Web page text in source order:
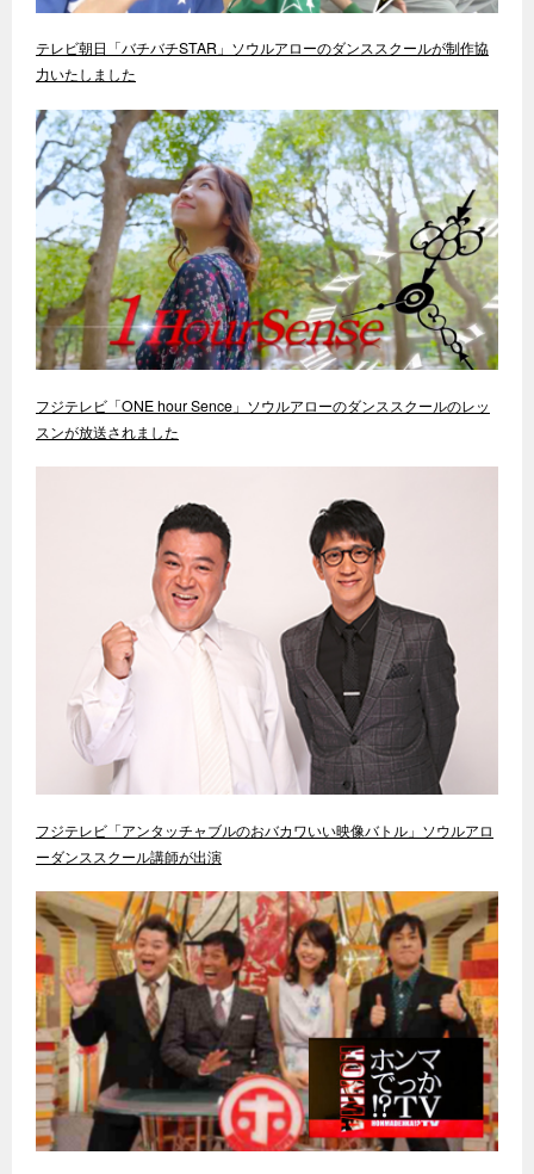
テレビ朝日「バチバチSTAR」ソウルアローのダンススクールが制作協
力いたしました
フジテレビ「ONE hour Sence」ソウルアローのダンススクールのレッ
スンが放送されました
フジテレビ「アンタッチャブルのおバカワいい映像バトル」ソウルアロ
ーダンススクール講師が出演